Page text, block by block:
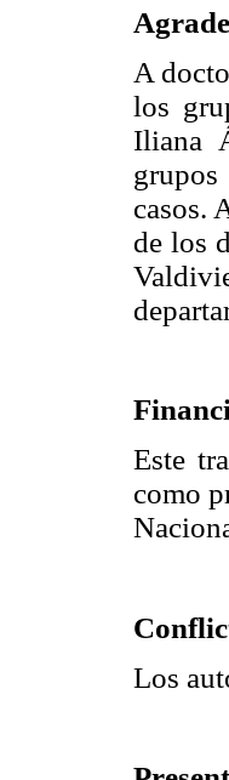
A
los
Iliana
casos.
de los
Este
como
Los